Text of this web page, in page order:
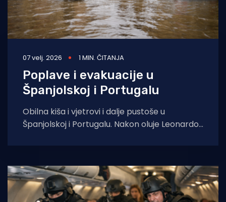
07 velj. 2026 1 MIN. ČITANJA
Poplave i evakuacije u
Španjolskoj i Portugalu
Obilna kiša i vjetrovi i dalje pustoše u
Španjolskoj i Portugalu. Nakon oluje Leonardo,